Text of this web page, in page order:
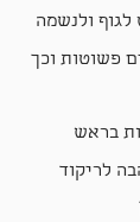
לגוף ולנשמה
פשוטות וכך
בראש
לריקוד